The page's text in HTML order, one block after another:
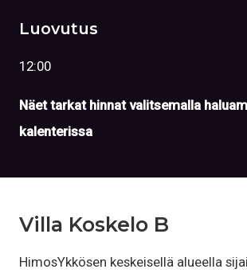
Luovutus
12:00
Näet tarkat hinnat valitsemalla
kalenterissa
Villa Koskelo B
HimosYkkösen keskeisellä alueella